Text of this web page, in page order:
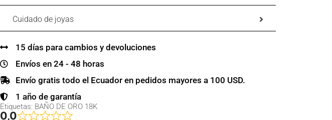
Cuidado de joyas
15 días para cambios y devoluciones
Envíos en 24 - 48 horas
Envío gratis todo el Ecuador en pedidos mayores a 100 USD.
1 año de garantía
Etiquetas: BAÑO DE ORO 18K
0,0